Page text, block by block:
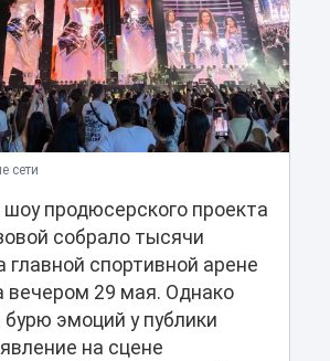
сети
продюсерского проекта
собрало тысячи
главной спортивной арене
вечером 29 мая. Однако
эмоций у публики
на сцене